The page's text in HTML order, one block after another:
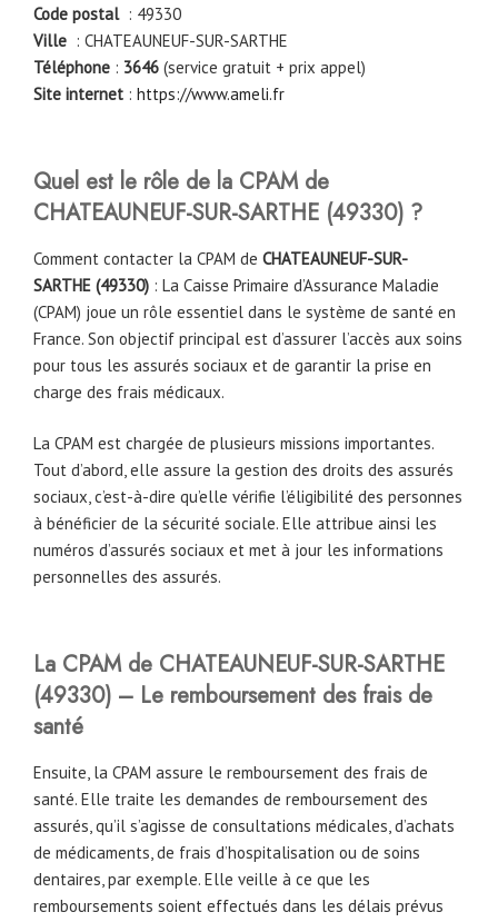
Code postal: 49330
Ville : CHATEAUNEUF-SUR-SARTHE
Téléphone : 3646 (service gratuit + prix appel)
Site internet : https://www.ameli.fr
Quel est le rôle de la CPAM de
CHATEAUNEUF-SUR-SARTHE (49330) ?
Comment contacter la CPAM de CHATEAUNEUF-SUR-
SARTHE (49330) : La Caisse Primaire d’Assurance Maladie
(CPAM) joue un rôle essentiel dans le système de santé en
France. Son objectif principal est d’assurer l’accès aux soins
pour tous les assurés sociaux et de garantir la prise en
charge des frais médicaux.
La CPAM est chargée de plusieurs missions importantes.
Tout d’abord, elle assure la gestion des droits des assurés
sociaux, c’est-à-dire qu’elle vérifie l’éligibilité des personnes
à bénéficier de la sécurité sociale. Elle attribue ainsi les
numéros d’assurés sociaux et met à jour les informations
personnelles des assurés.
La CPAM de CHATEAUNEUF-SUR-SARTHE
(49330) – Le remboursement des frais de
santé
Ensuite, la CPAM assure le remboursement des frais de
santé. Elle traite les demandes de remboursement des
assurés, qu’il s’agisse de consultations médicales, d’achats
de médicaments, de frais d’hospitalisation ou de soins
dentaires, par exemple. Elle veille à ce que les
remboursements soient effectués dans les délais prévus